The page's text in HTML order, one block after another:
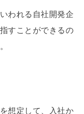
われる自社開発企
すことができるの
想定して、入社か